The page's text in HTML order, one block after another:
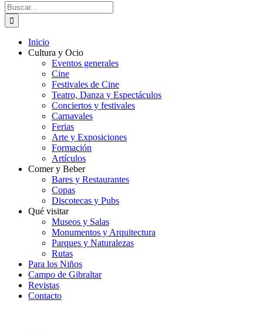
Buscar:
Inicio
Cultura y Ocio
Eventos generales
Cine
Festivales de Cine
Teatro, Danza y Espectáculos
Conciertos y festivales
Carnavales
Ferias
Arte y Exposiciones
Formación
Artículos
Comer y Beber
Bares y Restaurantes
Copas
Discotecas y Pubs
Qué visitar
Museos y Salas
Monumentos y Arquitectura
Parques y Naturalezas
Rutas
Para los Niños
Campo de Gibraltar
Revistas
Contacto